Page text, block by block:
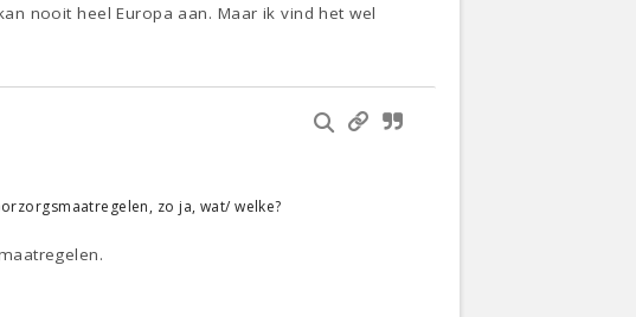
nooit heel Europa aan. Maar ik vind het wel
zo ja, wat/ welke?